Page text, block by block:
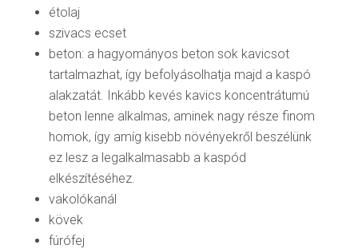
étolaj
szivacs ecset
beton: a hagyományos beton sok kavicsot
tartalmazhat, így befolyásolhatja majd a kaspó
alakzatát. Inkább kevés kavics koncentrátumú
beton lenne alkalmas, aminek nagy része finom
homok, így amíg kisebb növényekről beszélünk
ez lesz a legalkalmasabb a kaspód
elkészítéséhez.
vakolókanál
kövek
fúrófej